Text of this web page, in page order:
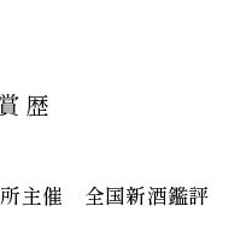
歴
主催 全国新酒鑑評